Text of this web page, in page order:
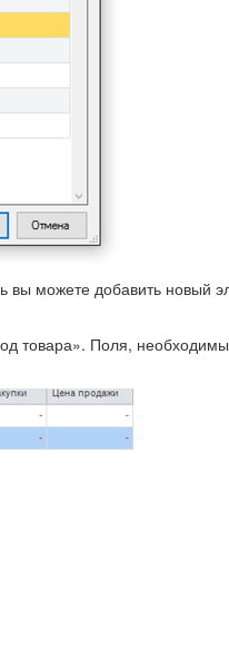
можете добавить новый
товара». Поля,